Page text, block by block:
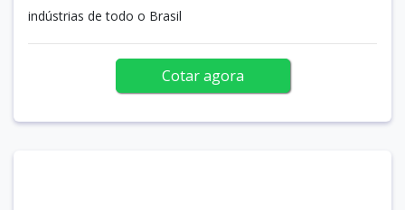
indústrias de todo o Brasil
Cotar agora